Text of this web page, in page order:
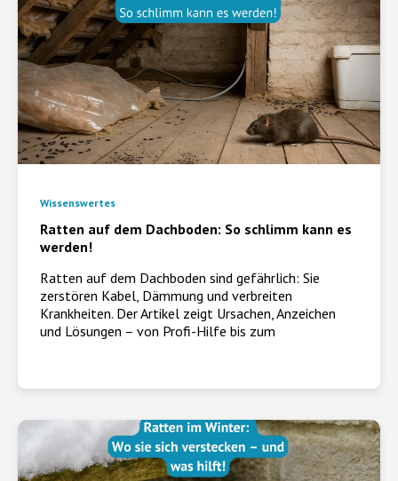
Ratten auf dem Dachboden: So schlimm kann es
werden!
Ratten auf dem Dachboden sind gefährlich: Sie
zerstören Kabel, Dämmung und verbreiten
Krankheiten. Der Artikel zeigt Ursachen, Anzeichen
und Lösungen – von Profi-Hilfe bis zum
Wissenswertes